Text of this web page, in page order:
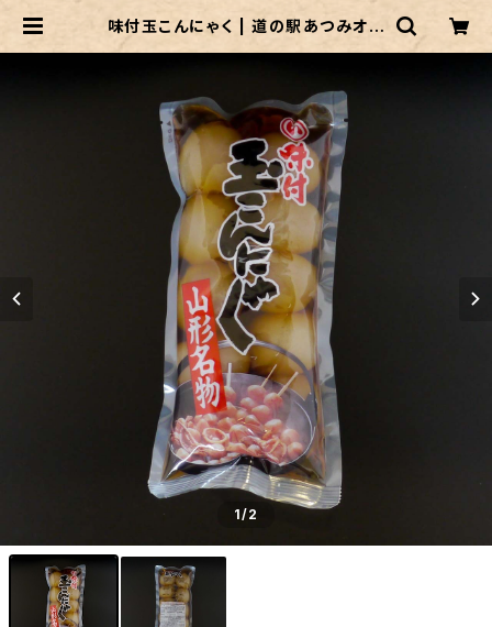
味付玉こんにゃく | 道の駅あつみオン
1/2